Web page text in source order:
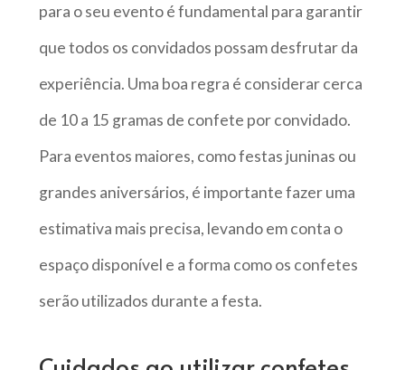
para o seu evento é fundamental para garantir
que todos os convidados possam desfrutar da
experiência. Uma boa regra é considerar cerca
de 10 a 15 gramas de confete por convidado.
Para eventos maiores, como festas juninas ou
grandes aniversários, é importante fazer uma
estimativa mais precisa, levando em conta o
espaço disponível e a forma como os confetes
serão utilizados durante a festa.